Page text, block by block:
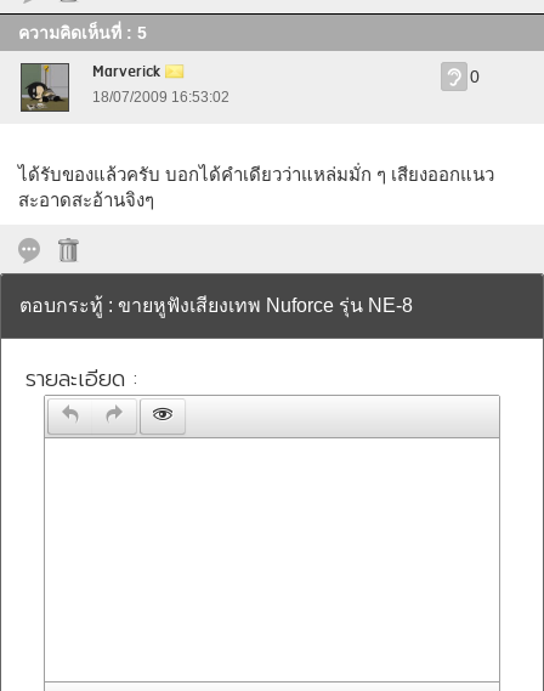
ความคิดเห็นที่ : 5
Marverick
18/07/2009 16:53:02
0
ได้รับของแล้วครับ บอกได้คำเดียวว่าแหล่มมั่ก ๆ เสียงออกแนว
สะอาดสะอ้านจิงๆ
ตอบกระทู้ : ขายหูฟังเสียงเทพ Nuforce รุ่น NE-8
รายละเอียด :